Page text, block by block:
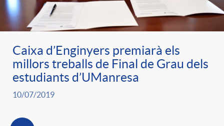
Caixa d’Enginyers premiarà els
millors treballs de Final de Grau dels
estudiants d’UManresa
10/07/2019